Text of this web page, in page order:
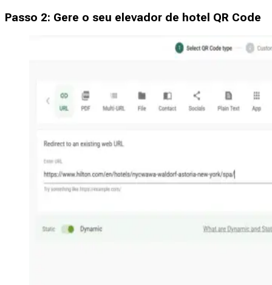
Passo 2: Gere o seu elevador de hotel QR Code